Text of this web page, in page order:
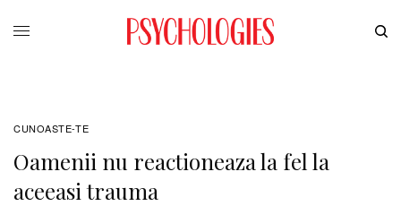
CUNOASTE-TE
Oamenii nu reactioneaza la fel la
aceeasi trauma